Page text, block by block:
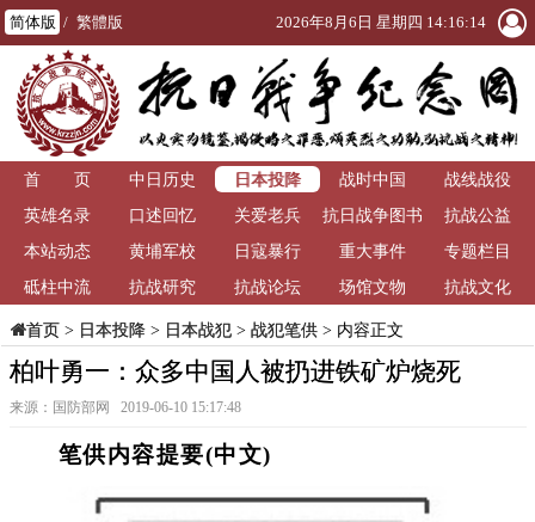
简体版 / 繁體版 2026年8月6日 星期四 14:16:14
首 页 中日历史 日本投降 战时中国
战线战役
英雄名录
口述回忆 关爱老兵
抗日战争图书
馆
抗战公益
本站动态
黄埔军校 日寇暴行 重大事件
专题栏目
砥柱中流
抗战研究 抗战论坛 场馆文物 抗战文化
首页> 日本投降> 日本战犯> 战犯笔供> 内容正文
柏叶勇一：众多中国人被扔进铁矿炉烧死
来源：国防部网 2019-06-10 15:17:48
笔供内容提要(中文)